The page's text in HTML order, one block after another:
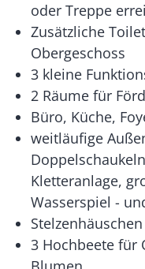
oder Treppe
Zusätzliche
Obergeschoss
3 kleine
2 Räume für
Büro, Küche,
weitläufige
Kletteranlage,
Wasserspiel -
3 Hochbeete für